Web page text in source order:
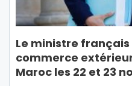
Le ministre
commerce
Maroc les 22 et 23